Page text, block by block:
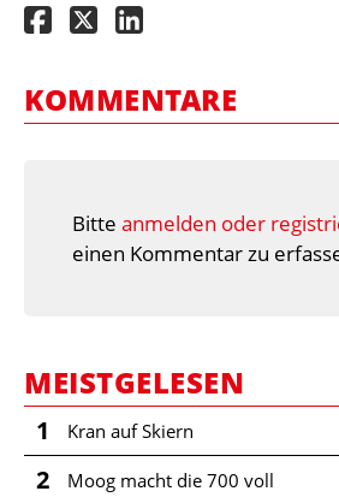
KOMMENTARE
Bitte anmelden oder
einen Kommentar zu
MEISTGELESEN
1 Kran auf Skiern
2 Moog macht die 700 voll